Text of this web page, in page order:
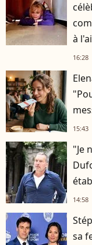
à
16:28
15:43
"Je
14:58
sa